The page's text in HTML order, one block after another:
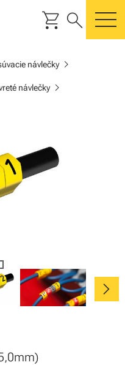
shopping_cart search
návlečkychevron_right
návlečkychevron_right
chevron_right